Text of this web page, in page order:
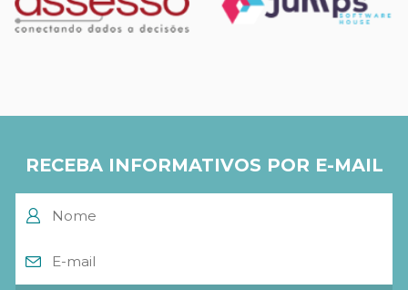
RECEBA INFORMATIVOS POR E-MAIL